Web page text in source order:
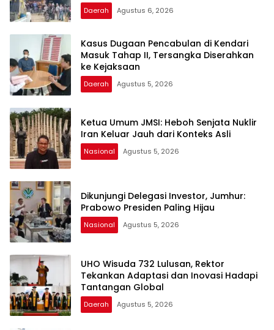
Daerah Agustus 6, 2026
Kasus Dugaan Pencabulan di Kendari
Masuk Tahap II, Tersangka Diserahkan
ke Kejaksaan
Daerah Agustus 5, 2026
Ketua Umum JMSI: Heboh Senjata Nuklir
Iran Keluar Jauh dari Konteks Asli
Nasional Agustus 5, 2026
Dikunjungi Delegasi Investor, Jumhur:
Prabowo Presiden Paling Hijau
Nasional Agustus 5, 2026
UHO Wisuda 732 Lulusan, Rektor
Tekankan Adaptasi dan Inovasi Hadapi
Tantangan Global
Daerah Agustus 5, 2026